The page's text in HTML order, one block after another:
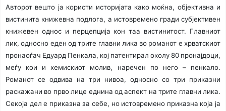
Авторот вешто ја користи историјата како моќна, објективна и
вистинита книжевна подлога, а истовремено гради субјективен
книжевен однос и перцепција кон таа вистинитост. Главниот
лик, односно еден од трите главни лика во романот е хрватскиот
пронаоѓач Едуард Пенкала, кој патентирал околу 80 пронајдоци,
меѓу кои и хемискиот молив, наречен по него – пенкало.
Романот се одвива на три нивоа, односно со три приказни
раскажани во прво лице еднина од аспект на трите главни лика.
Секоја дел е приказна за себе, но истовремено приказна која ја